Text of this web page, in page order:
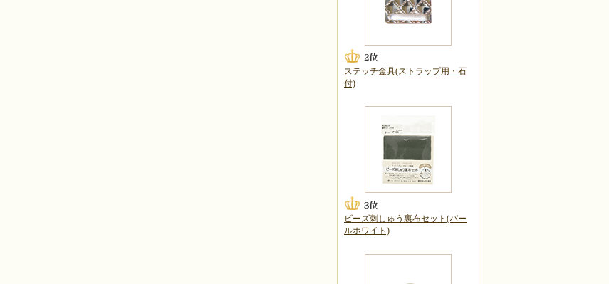
ステッチ金具(ストラップ用・石
付)
ビーズ刺しゅう裏布セット(パー
ルホワイト)